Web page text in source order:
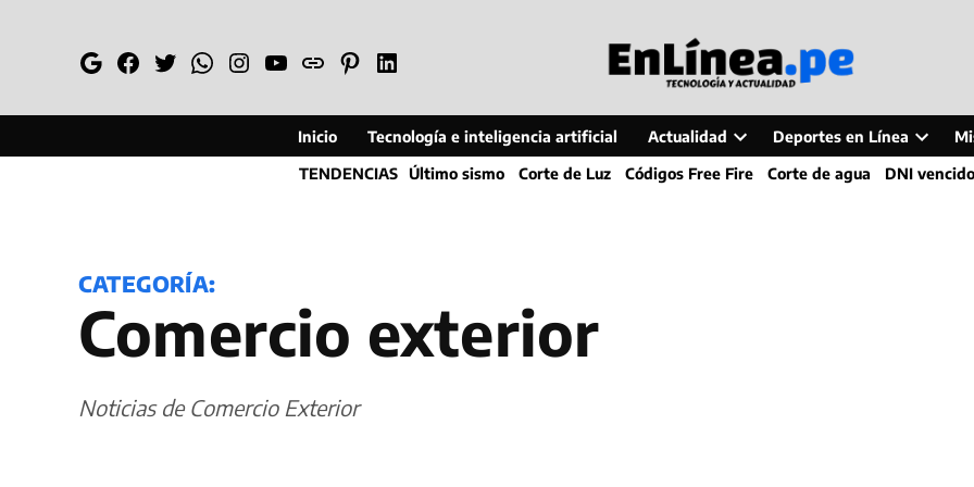
GoogleFacebook
TwitterWhatsapp
Instagram
YouTube
WebPinterestLinkedin
Inicio Tecnología e inteligencia artificial Actualidad
Open
dropdown
Deportes en Línea
Open
dropdown
TENDENCIAS Último sismo Corte de Luz Códigos Free Fire Corte de agua DNI vencido
CATEGORÍA:
Comercio exterior
Noticias de Comercio Exterior